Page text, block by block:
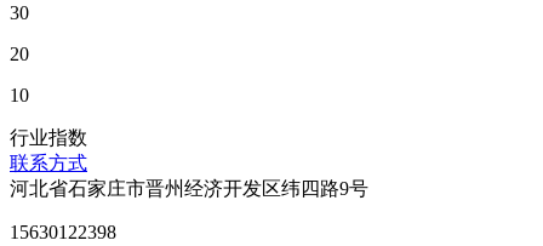
30
20
10
行业指数
联系方式
河北省石家庄市晋州经济开发区纬四路9号
15630122398